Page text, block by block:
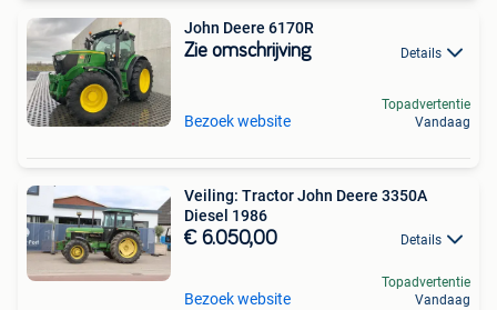
John Deere 6170R
Zie omschrijving Details
Bezoek website
Topadvertentie
Vandaag
Veiling: Tractor John Deere 3350A
Diesel 1986
€ 6.050,00 Details
Bezoek website
Topadvertentie
Vandaag